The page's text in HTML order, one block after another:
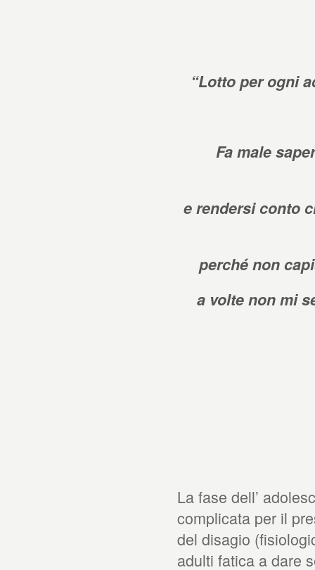
“Lotto per ogni
Fa male
e rendersi conto
perché non
a volte non mi
La fase dell’
complicata per il
del disagio
adulti fatica a dare